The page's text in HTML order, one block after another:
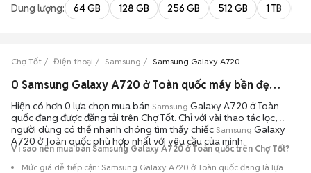
Dung lượng: 64 GB 128 GB 256 GB 512 GB 1 TB
Chợ Tốt Điện thoại Samsung Samsung Galaxy A720
0 Samsung Galaxy A720 ở Toàn quốc máy bền đẹp đang bán 08/2026
Hiện có hơn 0 lựa chọn mua bán Samsung Galaxy A720 ở Toàn
quốc đang được đăng tải trên Chợ Tốt. Chỉ với vài thao tác lọc,
người dùng có thể nhanh chóng tìm thấy chiếc Samsung Galaxy
A720 ở Toàn quốc phù hợp nhất với yêu cầu của mình.
Vì sao nên mua bán Samsung Galaxy A720 ở Toàn quốc trên Chợ Tốt?
Mức giá dễ tiếp cận: Samsung Galaxy A720 ở Toàn quốc đang là lựa